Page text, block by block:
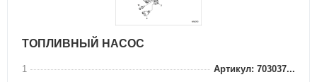
ТОПЛИВНЫЙ НАСОС
1
Артикул: 703037...